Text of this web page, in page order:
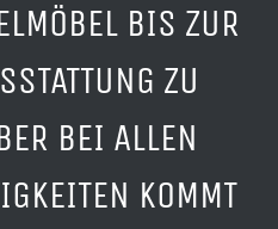
BIS ZUR
ZU
BEI ALLEN
KOMMT